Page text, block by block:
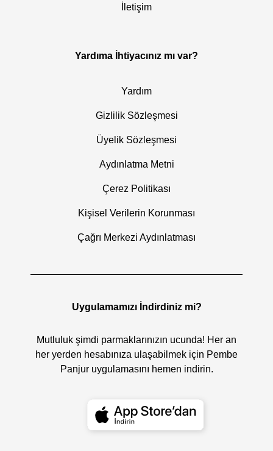
İletişim
Yardıma İhtiyacınız mı var?
Yardım
Gizlilik Sözleşmesi
Üyelik Sözleşmesi
Aydınlatma Metni
Çerez Politikası
Kişisel Verilerin Korunması
Çağrı Merkezi Aydınlatması
Uygulamamızı İndirdiniz mi?
Mutluluk şimdi parmaklarınızın ucunda! Her an
her yerden hesabınıza ulaşabilmek için Pembe
Panjur uygulamasını hemen indirin.